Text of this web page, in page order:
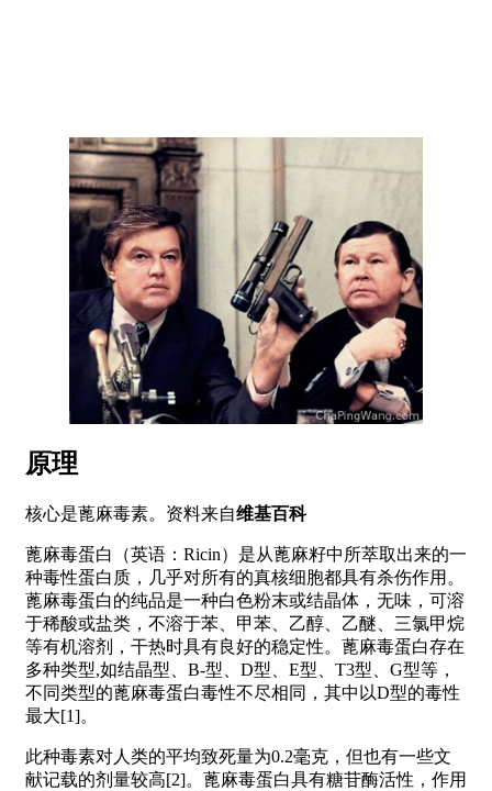
原理
核心是蓖麻毒素。资料来自维基百科
蓖麻毒蛋白（英语：Ricin）是从蓖麻籽中所萃取出来的一
种毒性蛋白质，几乎对所有的真核细胞都具有杀伤作用。
蓖麻毒蛋白的纯品是一种白色粉末或结晶体，无味，可溶
于稀酸或盐类，不溶于苯、甲苯、乙醇、乙醚、三氯甲烷
等有机溶剂，干热时具有良好的稳定性。蓖麻毒蛋白存在
多种类型,如结晶型、B-型、D型、E型、T3型、G型等，
不同类型的蓖麻毒蛋白毒性不尽相同，其中以D型的毒性
最大[1]。
此种毒素对人类的平均致死量为0.2毫克，但也有一些文
献记载的剂量较高[2]。蓖麻毒蛋白具有糖苷酶活性，作用